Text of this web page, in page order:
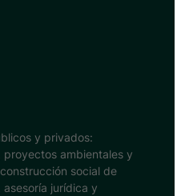
y privados:
ambientales y
social de
jurídica y